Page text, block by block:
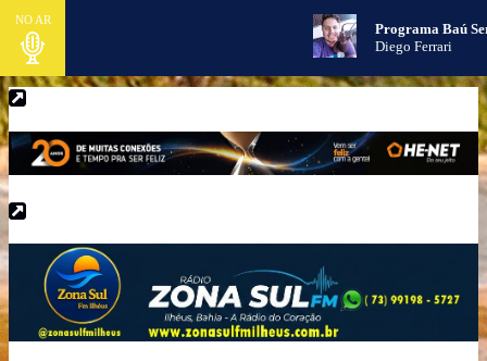
NO AR
Programa Baú
Diego Ferrari